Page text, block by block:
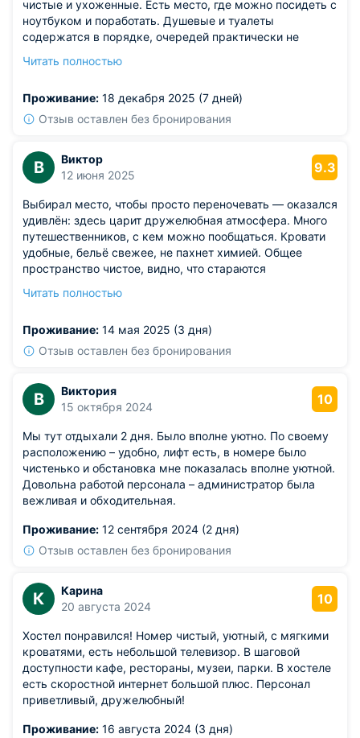
чистые и ухоженные. Есть место, где можно посидеть с
ноутбуком и поработать. Душевые и туалеты
содержатся в порядке, очередей практически не
Из недостатков: в общих спальнях не хватает
Читать полностью
Проживание: 18 декабря 2025 (7 дней)
Отзыв оставлен без бронирования
В
Виктор
12 июня 2025
9.3
Выбирал место, чтобы просто переночевать — оказался
удивлён: здесь царит дружелюбная атмосфера. Много
путешественников, с кем можно пообщаться. Кровати
удобные, бельё свежее, не пахнет химией. Общее
пространство чистое, видно, что стараются
посоветовала крутые места для прогулок.
Единственное, что мешало — скрипучие полы, особенно
ночью.
Читать полностью
Проживание: 14 мая 2025 (3 дня)
Отзыв оставлен без бронирования
В
Виктория
15 октября 2024
10
Мы тут отдыхали 2 дня. Было вполне уютно. По своему
расположению – удобно, лифт есть, в номере было
чистенько и обстановка мне показалась вполне уютной.
Довольна работой персонала – администратор была
вежливая и обходительная.
Проживание: 12 сентября 2024 (2 дня)
Отзыв оставлен без бронирования
К
Карина
20 августа 2024
10
Хостел понравился! Номер чистый, уютный, с мягкими
кроватями, есть небольшой телевизор. В шаговой
доступности кафе, рестораны, музеи, парки. В хостеле
есть скоростной интернет большой плюс. Персонал
приветливый, дружелюбный!
Проживание: 16 августа 2024 (3 дня)